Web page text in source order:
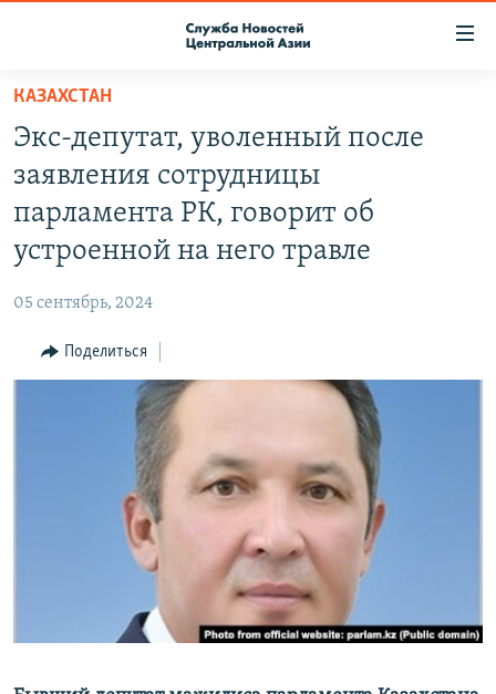
Вернуться
основному
содержанию
главной
Вернутся
поиску
ПОДПИСКА
МИГРАНТ МЕДИА
КАЗАХСТАН
Экс-депутат, уволенный после
заявления сотрудницы
парламента РК, говорит об
устроенной на него травле
05 сентябрь, 2024
Поделиться